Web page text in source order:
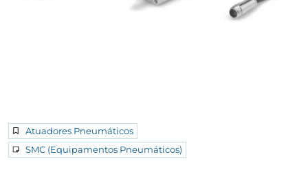
Atuadores Pneumáticos
SMC (Equipamentos Pneumáticos)